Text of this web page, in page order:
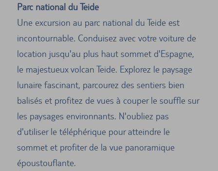
Parc national du Teide
Une excursion au parc national du Teide est
incontournable. Conduisez avec votre voiture de
location jusqu'au plus haut sommet d'Espagne,
le majestueux volcan Teide. Explorez le paysage
lunaire fascinant, parcourez des sentiers bien
balisés et profitez de vues à couper le souffle sur
les paysages environnants. N'oubliez pas
d'utiliser le téléphérique pour atteindre le
sommet et profiter de la vue panoramique
époustouflante.